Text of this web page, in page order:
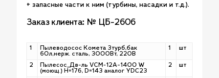
+ запасные части к ним (турбины, насадки и т.д.).
Заказ клиента: № ЦБ-2606
1
Пылеводосос Комета 3турб,бак
60л,нерж. сталь, 3000Вт, 220В
1 шт
2
Пылесос_Дв-ль VCM-12A-1400 W
(моющ.) H=176, D=143 аналог YDC23
2 шт